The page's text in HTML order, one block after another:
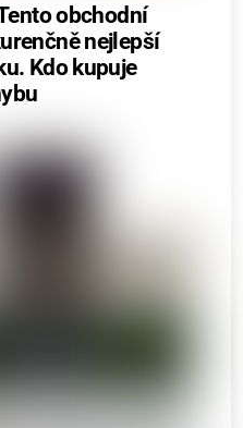
obchodní
nejlepší
Kdo kupuje